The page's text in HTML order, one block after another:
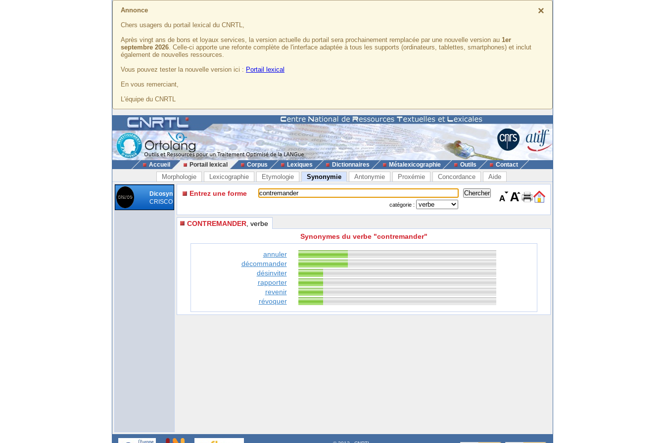
×
Annonce
Chers usagers du portail lexical du CNRTL,
Après vingt ans de bons et loyaux services, la version actuelle du portail sera prochainement remplacée par une nouvelle version au 1er
septembre 2026. Celle-ci apporte une refonte complète de l'interface adaptée à tous les supports (ordinateurs, tablettes, smartphones) et inclut
également de nouvelles ressources.
Vous pouvez tester la nouvelle version ici : Portail lexical
En vous remerciant,
L'équipe du CNRTL
Accueil Portail lexical Corpus Lexiques Dictionnaires Métalexicographie Outils Contact
Morphologie Lexicographie Etymologie Synonymie Antonymie Proxémie Concordance Aide
Dicosyn
CRISCO
Entrez une forme
catégorie :
CONTREMANDER , verbe
Synonymes du verbe "contremander"
annuler
décommander
désinviter
rapporter
revenir
révoquer